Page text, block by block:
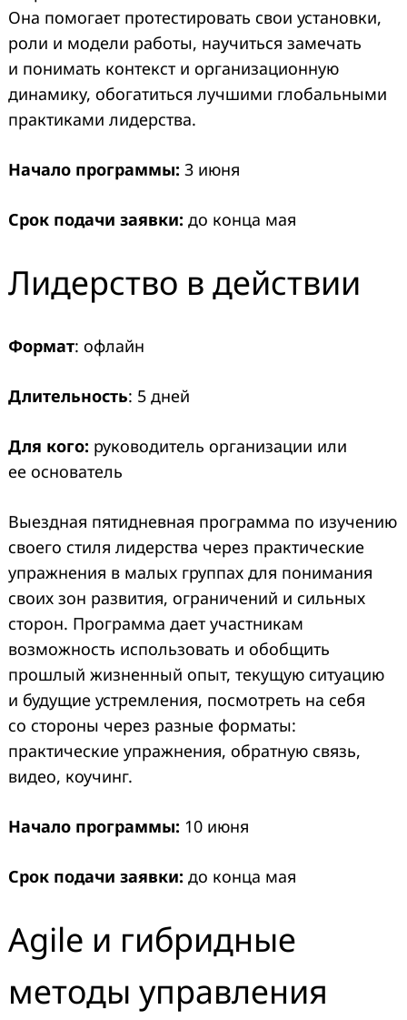
Она помогает протестировать свои установки,
роли и модели работы, научиться замечать
и понимать контекст и организационную
динамику, обогатиться лучшими глобальными
практиками лидерства.
Начало программы: 3 июня
Срок подачи заявки: до конца мая
Лидерство в действии
Формат: офлайн
Длительность: 5 дней
Для кого: руководитель организации или
ее основатель
Выездная пятидневная программа по изучению
своего стиля лидерства через практические
упражнения в малых группах для понимания
своих зон развития, ограничений и сильных
сторон. Программа дает участникам
возможность использовать и обобщить
прошлый жизненный опыт, текущую ситуацию
и будущие устремления, посмотреть на себя
со стороны через разные форматы:
практические упражнения, обратную связь,
видео, коучинг.
Начало программы: 10 июня
Срок подачи заявки: до конца мая
Agile и гибридные
методы управления